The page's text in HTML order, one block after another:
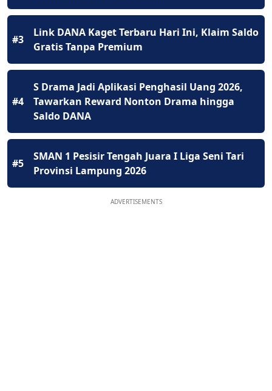
#3
Link DANA Kaget Terbaru Hari Ini, Klaim Saldo
Gratis Tanpa Premium
#4
S Drama Jadi Aplikasi Penghasil Uang 2026,
Tawarkan Reward Nonton Drama hingga
Saldo DANA
#5
SMAN 1 Pesisir Tengah Juara I Liga Seni Tari
Provinsi Lampung 2026
ADVERTISEMENTS